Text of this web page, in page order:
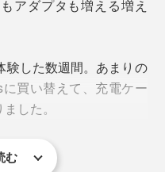
ルボディ。
スタンドに近づけるだけ
ており、とても頑丈で
に調節できて、位置を
アダプタも増える増え
験した数週間。あまりの
買い替えて、充電ケー
した。
む